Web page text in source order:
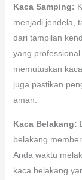
Kaca Samping:
menjadi jendela,
dari tampilan
yang
memutuskan
juga pastikan
aman.
Kaca Belakang:
belakang
Anda waktu
kaca belakang